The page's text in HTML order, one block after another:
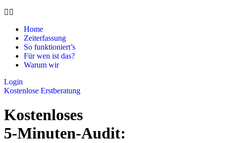
Home
Zeiterfassung
So funktioniert’s
Für wen ist das?
Warum wir
Login
Kostenlose Erstberatung
Kostenloses
5-Minuten-Audit: